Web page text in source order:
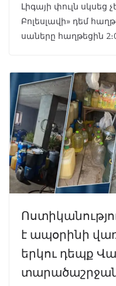
Լիգայի փուլն
Բոլեսլավի» դեմ
սաները հաղթեցին
է ապօրինի
երկու դեպք